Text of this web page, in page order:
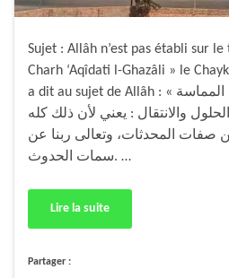
Sujet : Allâh n’est pas établi sur
Charh ‘Aqîdati l-Ghazâli » le
a dit au sujet de Allâh : « استواء منزهاً عن المماسة
والانتقال : يعني لأن ذلك كله
صفات المحدثات، وتعالى ربنا عن
سمات الحدوث. …
Lire la suite
Partager :